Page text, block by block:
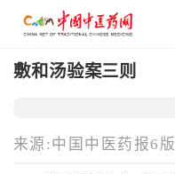
敷和汤验案三则
来源:中国中医药报6版